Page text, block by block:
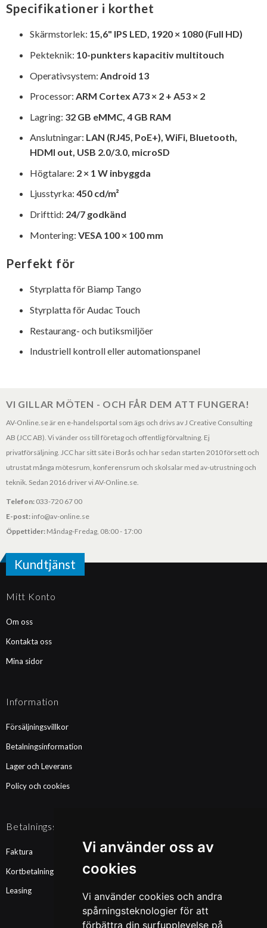
Vi använder oss av
cookies
Vi använder cookies och andra
spårningsteknologier för att
förbättra din surfupplevelse på
Specifikationer i korthet
Skärmstorlek: 15,6" IPS LED, 1920 × 1080 (Full HD)
Pekteknik: 10-punkters kapacitiv multitouch
Operativsystem: Android 13
Processor: ARM Cortex A73 × 2 + A53 × 2
Lagring: 32 GB eMMC, 4 GB RAM
Anslutningar: LAN (RJ45, PoE+), WiFi, Bluetooth,
HDMI out, USB 2.0/3.0, microSD
Högtalare: 2 × 1 W inbyggda
Ljusstyrka: 450 cd/m²
Drifttid: 24/7 godkänd
Montering: VESA 100 × 100 mm
Perfekt för
Styrplatta för Biamp Tango
Styrplatta för Audac Touch
Restaurang- och butiksmiljöer
Industriell kontroll eller automationspanel
VI GILLAR MÖTEN - OCH FÅR DEM ATT FUNGERA!
AV-Online.se är en e-handelsportal som ägs och drivs av J Creative Consulting
AB (JCC AB). Vi vänder oss till företag och offentlig förvaltning. Ej
privatförsäljning. JCC har sitt säte i Borås och har sedan starten 2010 försett och
utrustat många mötesrum, konferensrum och skolsalar med av-utrustning och
teknik. Sedan 2016 driver vi AV-Online.se.
Telefon: 033-720 67 00
E-post: info@av-online.se
Öppettider: Måndag-Fredag, 08:00 - 17:00
Kundtjänst
Mitt Konto
Om oss
Kontakta oss
Mina sidor
Information
Försäljningsvillkor
Betalningsinformation
Lager och Leverans
Policy och cookies
Betalningssätt
Faktura
Kortbetalning
Leasing